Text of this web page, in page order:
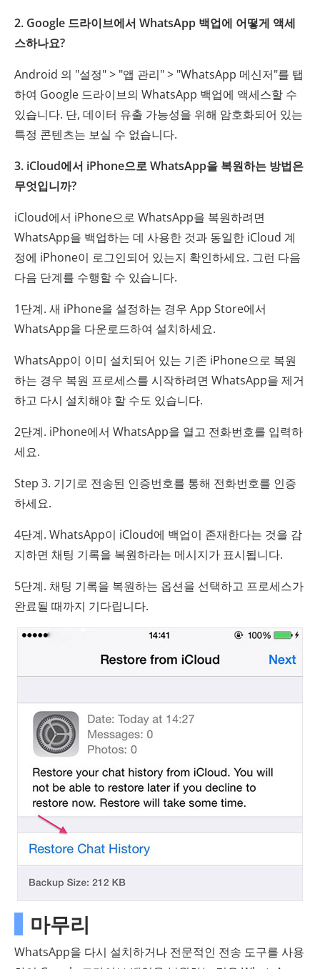
2. Google 드라이브에서 WhatsApp 백업에 어떻게 액세
스하나요?
Android 의 "설정" > "앱 관리" > "WhatsApp 메신저"를 탭
하여 Google 드라이브의 WhatsApp 백업에 액세스할 수
있습니다. 단, 데이터 유출 가능성을 위해 암호화되어 있는
특정 콘텐츠는 보실 수 없습니다.
3. iCloud에서 iPhone으로 WhatsApp을 복원하는 방법은
무엇입니까?
iCloud에서 iPhone으로 WhatsApp을 복원하려면
WhatsApp을 백업하는 데 사용한 것과 동일한 iCloud 계
정에 iPhone이 로그인되어 있는지 확인하세요. 그런 다음
다음 단계를 수행할 수 있습니다.
1단계. 새 iPhone을 설정하는 경우 App Store에서
WhatsApp을 다운로드하여 설치하세요.
WhatsApp이 이미 설치되어 있는 기존 iPhone으로 복원
하는 경우 복원 프로세스를 시작하려면 WhatsApp을 제거
하고 다시 설치해야 할 수도 있습니다.
2단계. iPhone에서 WhatsApp을 열고 전화번호를 입력하
세요.
Step 3. 기기로 전송된 인증번호를 통해 전화번호를 인증
하세요.
4단계. WhatsApp이 iCloud에 백업이 존재한다는 것을 감
지하면 채팅 기록을 복원하라는 메시지가 표시됩니다.
5단계. 채팅 기록을 복원하는 옵션을 선택하고 프로세스가
완료될 때까지 기다립니다.
마무리
WhatsApp을 다시 설치하거나 전문적인 전송 도구를 사용